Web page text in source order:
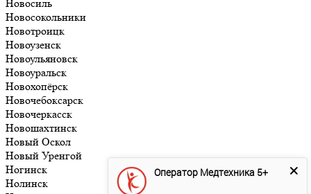
Новосиль
Новосокольники
Новотроицк
Новоузенск
Новоульяновск
Новоуральск
Новохопёрск
Новочебоксарск
Новочеркасск
Новошахтинск
Новый Оскол
Новый Уренгой
Ногинск
Нолинск
Оператор Медтехника 5+